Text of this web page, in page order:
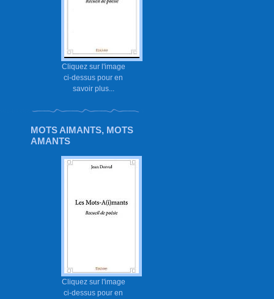
Cliquez sur l'image
ci-dessus pour en
savoir plus...
MOTS AIMANTS, MOTS
AMANTS
Cliquez sur l'image
ci-dessus pour en